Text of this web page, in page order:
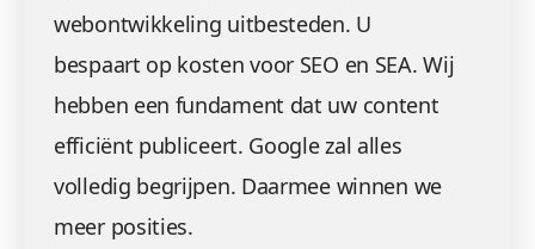
webontwikkeling uitbesteden. U
bespaart op kosten voor SEO en SEA. Wij
hebben een fundament dat uw content
efficiënt publiceert. Google zal alles
volledig begrijpen. Daarmee winnen we
meer posities.